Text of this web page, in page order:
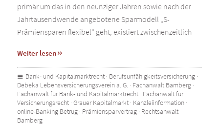
primär um das in den neunziger Jahren sowie nach der
Jahrtausendwende angebotene Sparmodell „S-
Prämiensparen flexibel“ geht, existiert zwischenzeitlich
Weiter lesen
Bank- und Kapitalmarktrecht · Berufsunfähigkeitsversicherung ·
Debeka Lebensversicherungsverein a. G. · Fachanwalt Bamberg ·
Fachanwalt für Bank- und Kapitalmarktrecht · Fachanwalt für
Versicherungsrecht · Grauer Kapitalmarkt · Kanzleiinformation ·
online-Banking Betrug · Prämiensparvertrag · Rechtsanwalt
Bamberg